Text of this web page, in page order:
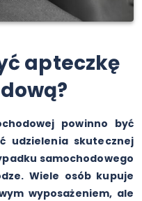
apteczkę
powinno być
udzielenia skutecznej
samochodowego
Wiele osób kupuje
wyposażeniem, ale